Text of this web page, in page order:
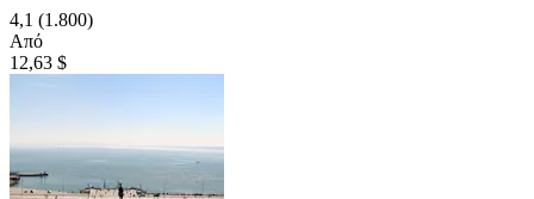
4,1 (1.800)
Από
12,63 $